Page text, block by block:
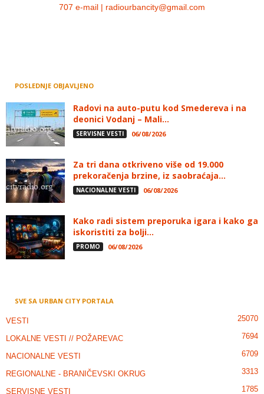
707 e-mail | radiourbancity@gmail.com
POSLEDNJE OBJAVLJENO
Radovi na auto-putu kod Smedereva i na
deonici Vodanj – Mali...
SERVISNE VESTI 06/08/2026
Za tri dana otkriveno više od 19.000
prekoračenja brzine, iz saobraćaja...
NACIONALNE VESTI 06/08/2026
Kako radi sistem preporuka igara i kako ga
iskoristiti za bolji...
PROMO 06/08/2026
SVE SA URBAN CITY PORTALA
VESTI 25070
LOKALNE VESTI // POŽAREVAC 7694
NACIONALNE VESTI 6709
REGIONALNE - BRANIČEVSKI OKRUG 3313
SERVISNE VESTI 1785